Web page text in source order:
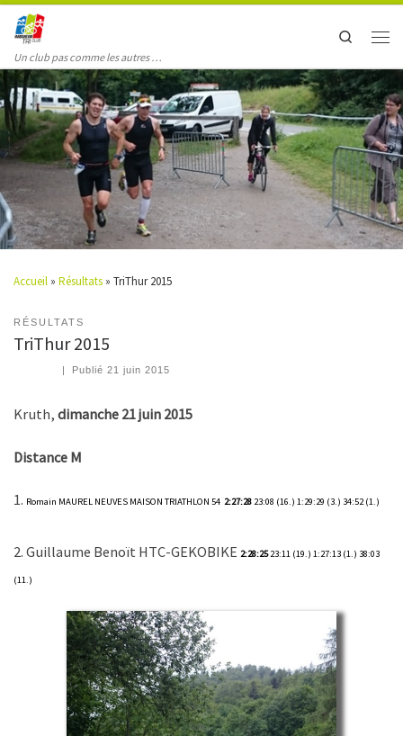
Un club pas comme les autres …
Search
Accueil » Résultats » TriThur 2015
RÉSULTATS
TriThur 2015
| Publié21 juin 2015
Kruth, dimanche 21 juin 2015
Distance M
1. Romain MAUREL NEUVES MAISON TRIATHLON 54 2:27:28 23:08 (16.) 1:29:29 (3.) 34:52 (1.)
2. Guillaume Benoït HTC-GEKOBIKE 2:28:2523:11 (19.) 1:27:13 (1.) 38:03
(11.)